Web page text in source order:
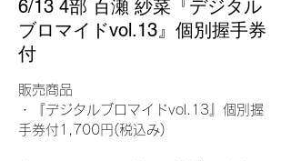
6/13 4部 百瀬 紗菜『デジタル
ブロマイドvol.13』個別握手券
付
販売商品
・『デジタルブロマイドvol.13』個別握
手券付1,700円(税込み)